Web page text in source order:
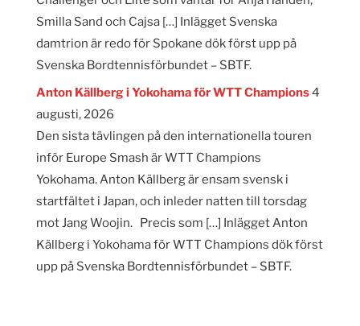
Smilla Sand och Cajsa […] Inlägget Svenska
damtrion är redo för Spokane dök först upp på
Svenska Bordtennisförbundet – SBTF.
Anton Källberg i Yokohama för WTT Champions4
augusti, 2026
Den sista tävlingen på den internationella touren
inför Europe Smash är WTT Champions
Yokohama. Anton Källberg är ensam svensk i
startfältet i Japan, och inleder natten till torsdag
mot Jang Woojin. Precis som […] Inlägget Anton
Källberg i Yokohama för WTT Champions dök först
upp på Svenska Bordtennisförbundet – SBTF.